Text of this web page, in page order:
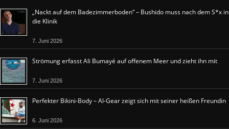
„Nackt auf dem Badezimmerboden“ – Bushido muss nach dem S*x in
die Klinik
7. Juni 2026
Strömung erfasst Ali Bumayé auf offenem Meer und zieht ihn mit
7. Juni 2026
Perfekter Bikini-Body – Al-Gear zeigt sich mit seiner heißen Freundin
6. Juni 2026